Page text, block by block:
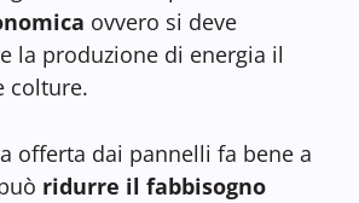
ovvero si deve
la produzione di energia il
colture.
offerta dai pannelli fa bene a
ridurre il fabbisogno